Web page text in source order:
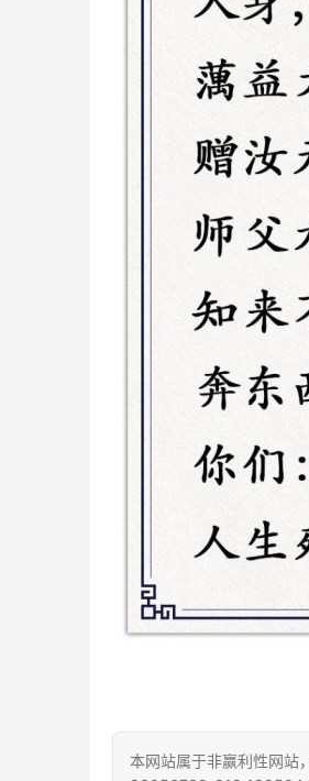
本网站属于非赢利性网站